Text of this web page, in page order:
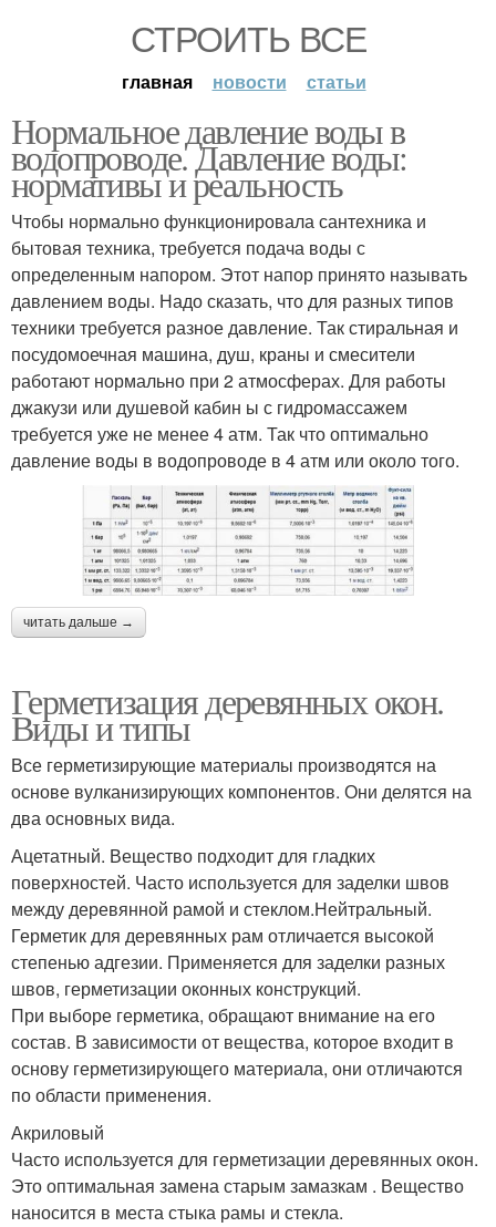
СТРОИТЬ ВСЕ
главная новости статьи
Нормальное давление воды в
водопроводе. Давление воды:
нормативы и реальность
Чтобы нормально функционировала сантехника и
бытовая техника, требуется подача воды с
определенным напором. Этот напор принято называть
давлением воды. Надо сказать, что для разных типов
техники требуется разное давление. Так стиральная и
посудомоечная машина, душ, краны и смесители
работают нормально при 2 атмосферах. Для работы
джакузи или душевой кабин ы с гидромассажем
требуется уже не менее 4 атм. Так что оптимально
давление воды в водопроводе в 4 атм или около того.
читать дальше →
Герметизация деревянных окон.
Виды и типы
Все герметизирующие материалы производятся на
основе вулканизирующих компонентов. Они делятся на
два основных вида.
Ацетатный. Вещество подходит для гладких
поверхностей. Часто используется для заделки швов
между деревянной рамой и стеклом.Нейтральный.
Герметик для деревянных рам отличается высокой
степенью адгезии. Применяется для заделки разных
швов, герметизации оконных конструкций.
При выборе герметика, обращают внимание на его
состав. В зависимости от вещества, которое входит в
основу герметизирующего материала, они отличаются
по области применения.
Акриловый
Часто используется для герметизации деревянных окон.
Это оптимальная замена старым замазкам . Вещество
наносится в места стыка рамы и стекла.